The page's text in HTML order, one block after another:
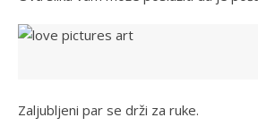
Zaljubljeni par se drži za ruke.